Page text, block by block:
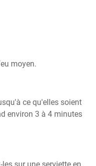
moyen.
ce qu'elles soient
environ 3 à 4 minutes